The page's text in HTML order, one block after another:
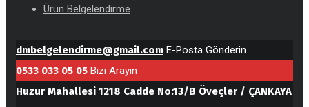
Ürün Belgelendirme
dmbelgelendirme@gmail.com E-Posta Gönderin
0533 033 05 05 Bizi Arayın
Huzur Mahallesi 1218 Cadde No:13/B Öveçler / ÇANKAYA